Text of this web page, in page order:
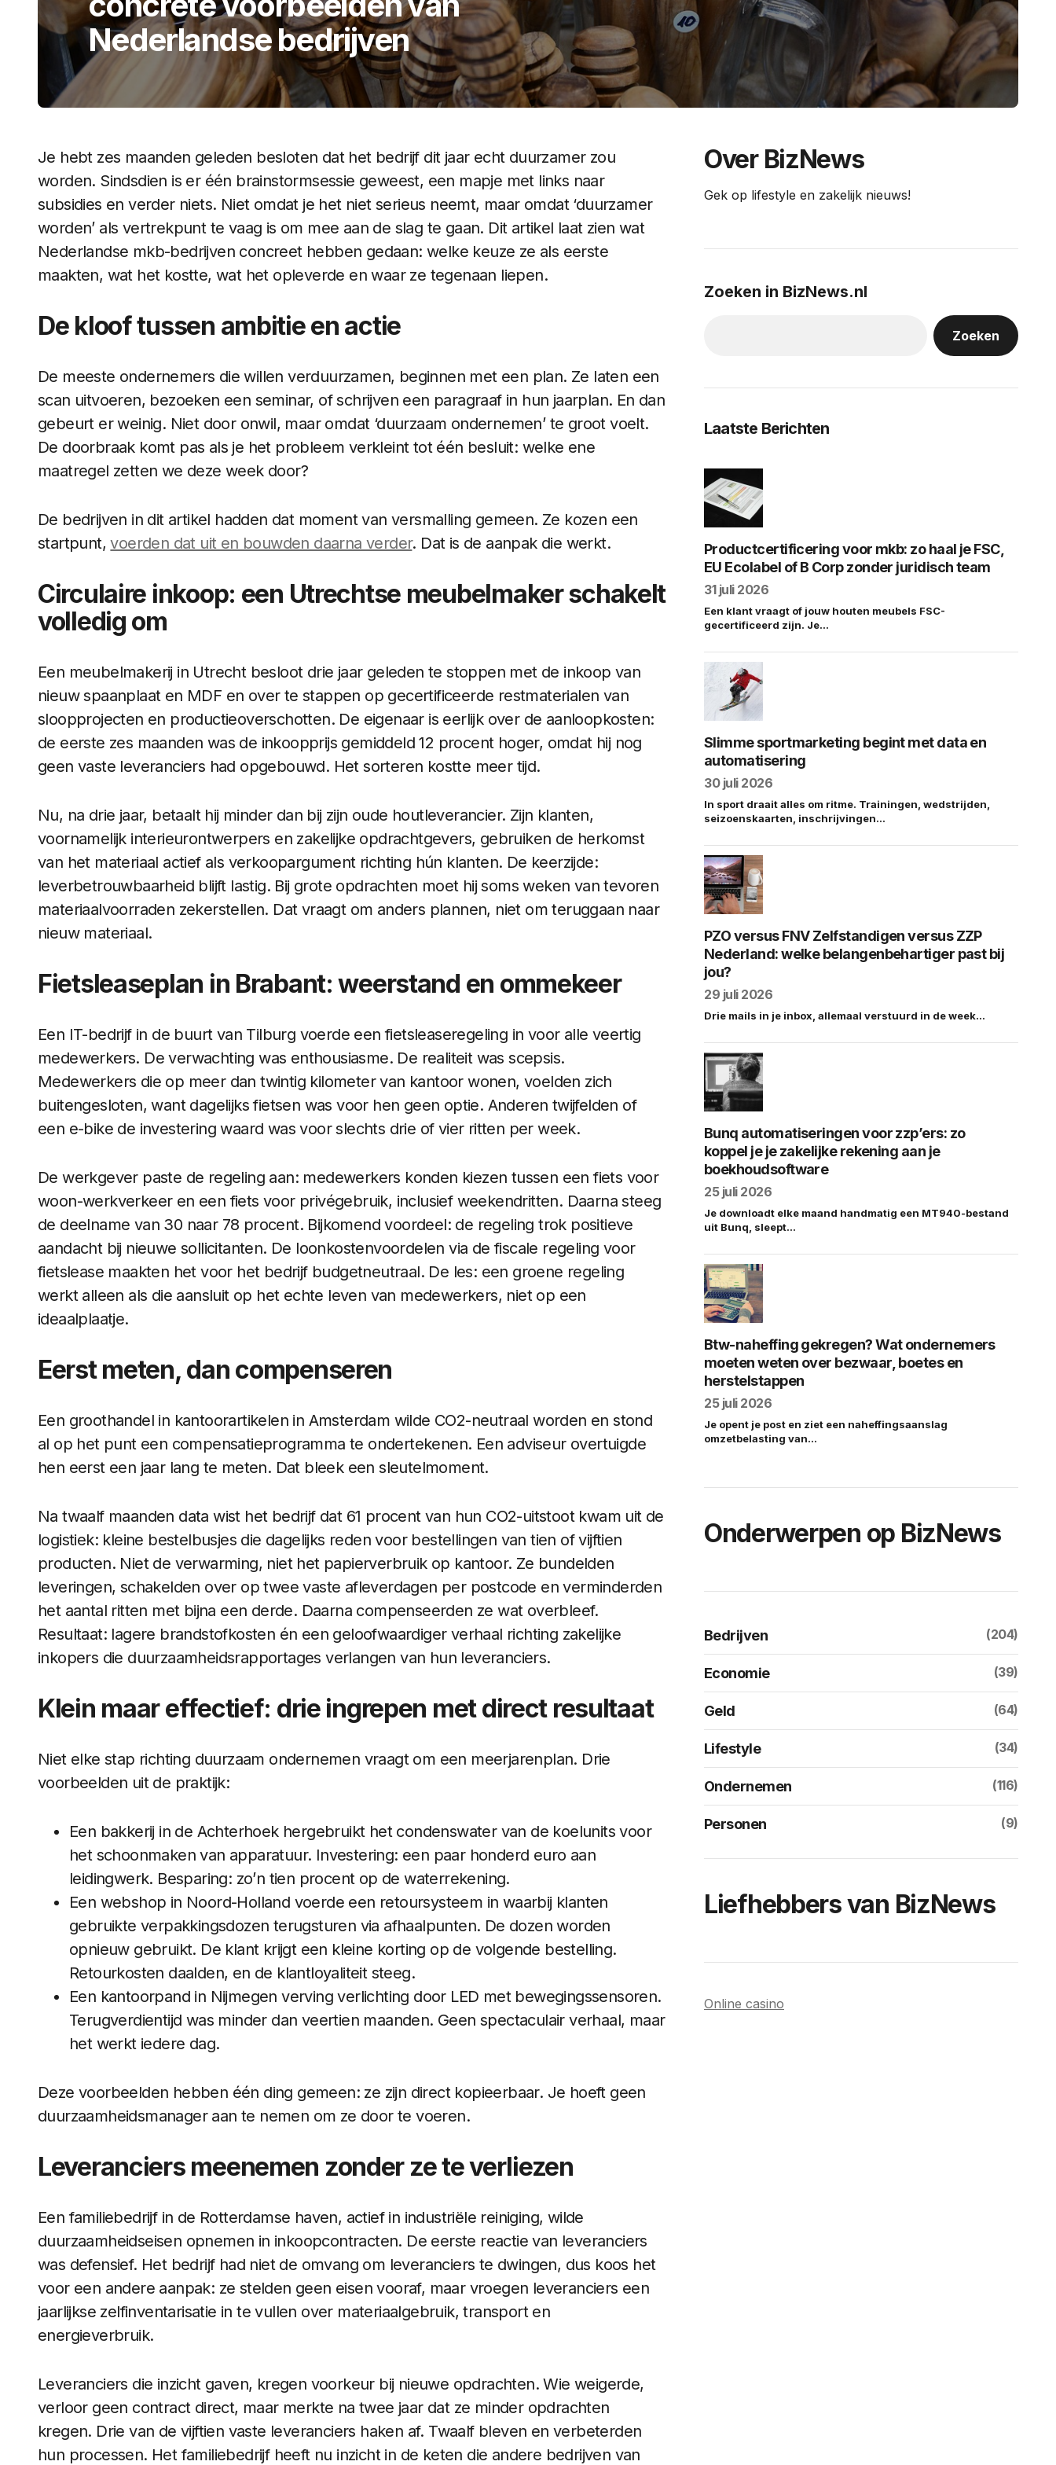
Nederlandse bedrijven
Je hebt zes maanden geleden besloten dat het bedrijf dit jaar echt duurzamer zou
worden. Sindsdien is er één brainstormsessie geweest, een mapje met links naar
subsidies en verder niets. Niet omdat je het niet serieus neemt, maar omdat ‘duurzamer
worden’ als vertrekpunt te vaag is om mee aan de slag te gaan. Dit artikel laat zien wat
Nederlandse mkb-bedrijven concreet hebben gedaan: welke keuze ze als eerste
maakten, wat het kostte, wat het opleverde en waar ze tegenaan liepen.
De kloof tussen ambitie en actie
De meeste ondernemers die willen verduurzamen, beginnen met een plan. Ze laten een
scan uitvoeren, bezoeken een seminar, of schrijven een paragraaf in hun jaarplan. En dan
gebeurt er weinig. Niet door onwil, maar omdat ‘duurzaam ondernemen’ te groot voelt.
De doorbraak komt pas als je het probleem verkleint tot één besluit: welke ene
maatregel zetten we deze week door?
De bedrijven in dit artikel hadden dat moment van versmalling gemeen. Ze kozen een
startpunt,voerden dat uit en bouwden daarna verder. Dat is de aanpak die werkt.
Circulaire inkoop: een Utrechtse meubelmaker schakelt
volledig om
Een meubelmakerij in Utrecht besloot drie jaar geleden te stoppen met de inkoop van
nieuw spaanplaat en MDF en over te stappen op gecertificeerde restmaterialen van
sloopprojecten en productieoverschotten. De eigenaar is eerlijk over de aanloopkosten:
de eerste zes maanden was de inkoopprijs gemiddeld 12 procent hoger, omdat hij nog
geen vaste leveranciers had opgebouwd. Het sorteren kostte meer tijd.
Nu, na drie jaar, betaalt hij minder dan bij zijn oude houtleverancier. Zijn klanten,
voornamelijk interieurontwerpers en zakelijke opdrachtgevers, gebruiken de herkomst
van het materiaal actief als verkoopargument richting hún klanten. De keerzijde:
leverbetrouwbaarheid blijft lastig. Bij grote opdrachten moet hij soms weken van tevoren
materiaalvoorraden zekerstellen. Dat vraagt om anders plannen, niet om teruggaan naar
nieuw materiaal.
Fietsleaseplan in Brabant: weerstand en ommekeer
Een IT-bedrijf in de buurt van Tilburg voerde een fietsleaseregeling in voor alle veertig
medewerkers. De verwachting was enthousiasme. De realiteit was scepsis.
Medewerkers die op meer dan twintig kilometer van kantoor wonen, voelden zich
buitengesloten, want dagelijks fietsen was voor hen geen optie. Anderen twijfelden of
een e-bike de investering waard was voor slechts drie of vier ritten per week.
De werkgever paste de regeling aan: medewerkers konden kiezen tussen een fiets voor
woon-werkverkeer en een fiets voor privégebruik, inclusief weekendritten. Daarna steeg
de deelname van 30 naar 78 procent. Bijkomend voordeel: de regeling trok positieve
aandacht bij nieuwe sollicitanten. De loonkostenvoordelen via de fiscale regeling voor
fietslease maakten het voor het bedrijf budgetneutraal. De les: een groene regeling
werkt alleen als die aansluit op het echte leven van medewerkers, niet op een
ideaalplaatje.
Eerst meten, dan compenseren
Een groothandel in kantoorartikelen in Amsterdam wilde CO2-neutraal worden en stond
al op het punt een compensatieprogramma te ondertekenen. Een adviseur overtuigde
hen eerst een jaar lang te meten. Dat bleek een sleutelmoment.
Na twaalf maanden data wist het bedrijf dat 61 procent van hun CO2-uitstoot kwam uit de
logistiek: kleine bestelbusjes die dagelijks reden voor bestellingen van tien of vijftien
producten. Niet de verwarming, niet het papierverbruik op kantoor. Ze bundelden
leveringen, schakelden over op twee vaste afleverdagen per postcode en verminderden
het aantal ritten met bijna een derde. Daarna compenseerden ze wat overbleef.
Resultaat: lagere brandstofkosten én een geloofwaardiger verhaal richting zakelijke
inkopers die duurzaamheidsrapportages verlangen van hun leveranciers.
Klein maar effectief: drie ingrepen met direct resultaat
Niet elke stap richting duurzaam ondernemen vraagt om een meerjarenplan. Drie
voorbeelden uit de praktijk:
Een bakkerij in de Achterhoek hergebruikt het condenswater van de koelunits voor
het schoonmaken van apparatuur. Investering: een paar honderd euro aan
leidingwerk. Besparing: zo’n tien procent op de waterrekening.
Een webshop in Noord-Holland voerde een retoursysteem in waarbij klanten
gebruikte verpakkingsdozen terugsturen via afhaalpunten. De dozen worden
opnieuw gebruikt. De klant krijgt een kleine korting op de volgende bestelling.
Retourkosten daalden, en de klantloyaliteit steeg.
Een kantoorpand in Nijmegen verving verlichting door LED met bewegingssensoren.
Terugverdientijd was minder dan veertien maanden. Geen spectaculair verhaal, maar
het werkt iedere dag.
Deze voorbeelden hebben één ding gemeen: ze zijn direct kopieerbaar. Je hoeft geen
duurzaamheidsmanager aan te nemen om ze door te voeren.
Leveranciers meenemen zonder ze te verliezen
Een familiebedrijf in de Rotterdamse haven, actief in industriële reiniging, wilde
duurzaamheidseisen opnemen in inkoopcontracten. De eerste reactie van leveranciers
was defensief. Het bedrijf had niet de omvang om leveranciers te dwingen, dus koos het
voor een andere aanpak: ze stelden geen eisen vooraf, maar vroegen leveranciers een
jaarlijkse zelfinventarisatie in te vullen over materiaalgebruik, transport en
energieverbruik.
Leveranciers die inzicht gaven, kregen voorkeur bij nieuwe opdrachten. Wie weigerde,
verloor geen contract direct, maar merkte na twee jaar dat ze minder opdrachten
kregen. Drie van de vijftien vaste leveranciers haken af. Twaalf bleven en verbeterden
hun processen. Het familiebedrijf heeft nu inzicht in de keten die andere bedrijven van
Over BizNews
Gek op lifestyle en zakelijk nieuws!
Zoeken in BizNews.nl
Zoeken
Laatste Berichten
Productcertificering voor mkb: zo haal je FSC,
EU Ecolabel of B Corp zonder juridisch team
31 juli 2026
Een klant vraagt of jouw houten meubels FSC-
gecertificeerd zijn. Je…
Slimme sportmarketing begint met data en
automatisering
30 juli 2026
In sport draait alles om ritme. Trainingen, wedstrijden,
seizoenskaarten, inschrijvingen…
PZO versus FNV Zelfstandigen versus ZZP
Nederland: welke belangenbehartiger past bij
jou?
29 juli 2026
Drie mails in je inbox, allemaal verstuurd in de week…
Bunq automatiseringen voor zzp’ers: zo
koppel je je zakelijke rekening aan je
boekhoudsoftware
25 juli 2026
Je downloadt elke maand handmatig een MT940-bestand
uit Bunq, sleept…
Btw-naheffing gekregen? Wat ondernemers
moeten weten over bezwaar, boetes en
herstelstappen
25 juli 2026
Je opent je post en ziet een naheffingsaanslag
omzetbelasting van…
Onderwerpen op BizNews
Bedrijven (204)
Economie (39)
Geld (64)
Lifestyle (34)
Ondernemen (116)
Personen (9)
Liefhebbers van BizNews
Online casino